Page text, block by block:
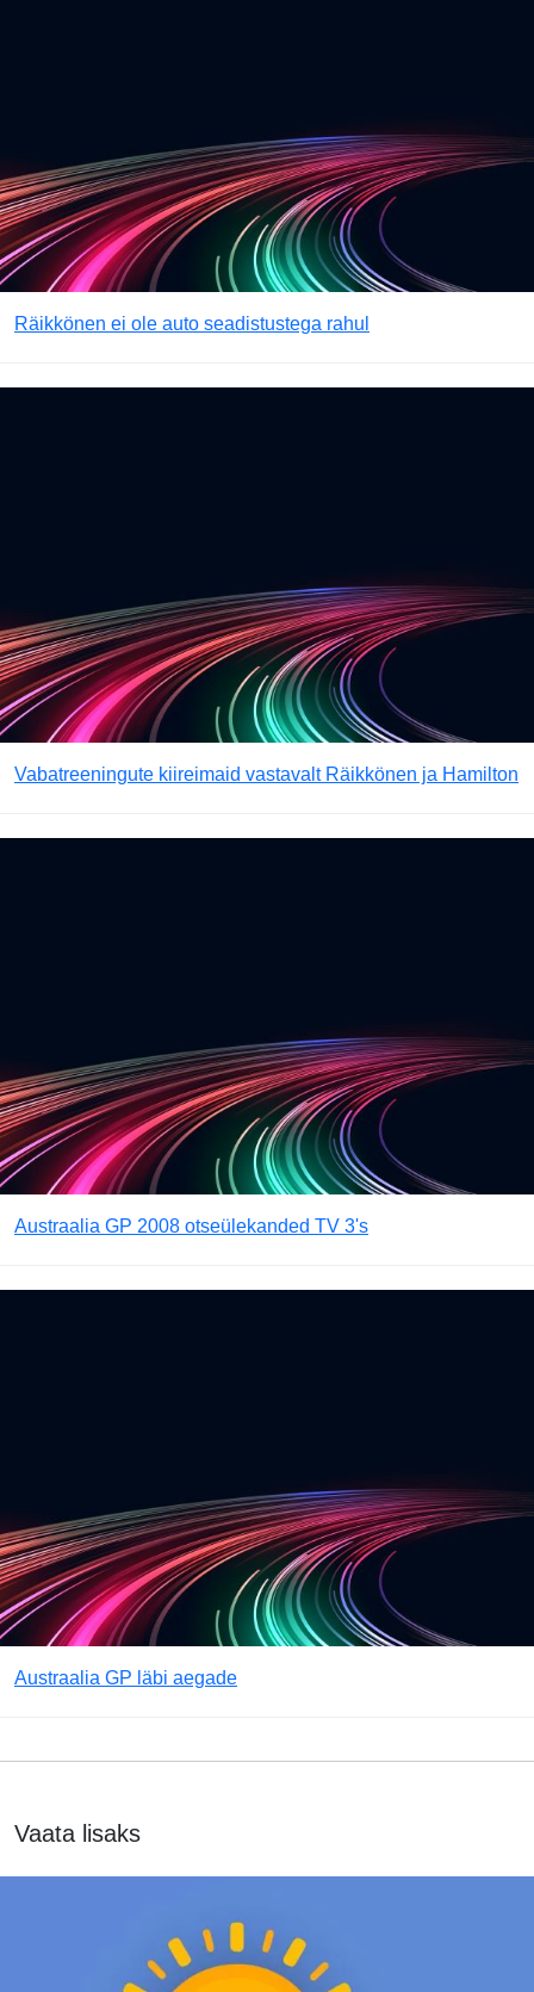
Räikkönen ei ole auto seadistustega rahul
Vabatreeningute kiireimaid vastavalt Räikkönen ja Hamilton
Austraalia GP 2008 otseülekanded TV 3's
Austraalia GP läbi aegade
Vaata lisaks